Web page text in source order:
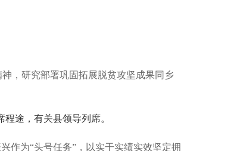
，研究部署巩固拓展脱贫攻坚成果同乡
途，有关县领导列席。
作为“头号任务”，以实干实绩实效坚定拥